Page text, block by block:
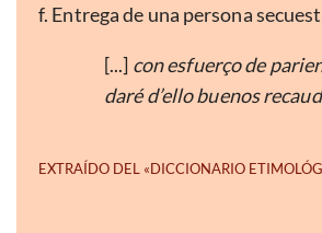
f. Entrega de una persona
[...] con esfuerço de
daré d’ello buenos